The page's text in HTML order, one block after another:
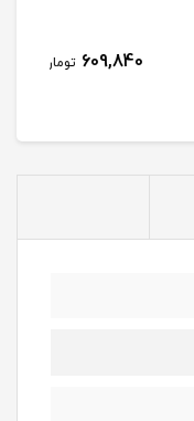
609,840 تومان